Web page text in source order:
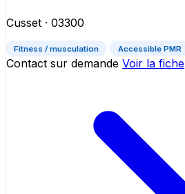
Cusset · 03300
Fitness / musculation Accessible PMR
Contact sur demande Voir la fiche